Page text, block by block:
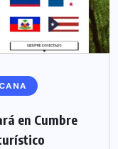
en Cumbre